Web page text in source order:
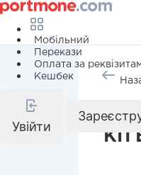
Мобільний
Перекази
Оплата за
Кешбек
Увійти
КП